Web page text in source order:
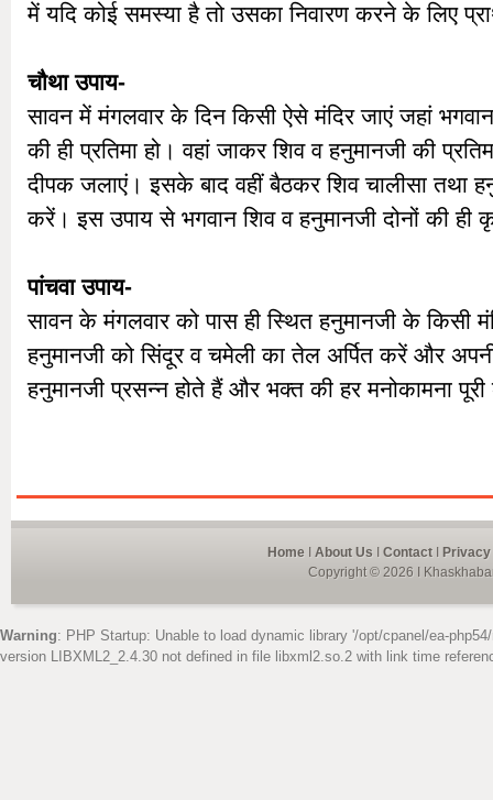
में यदि कोई समस्या है तो उसका निवारण करने के लिए
चौथा उपाय-
सावन में मंगलवार के दिन किसी ऐसे मंदिर जाएं जहां
की ही प्रतिमा हो। वहां जाकर शिव व हनुमानजी की
दीपक जलाएं। इसके बाद वहीं बैठकर शिव चालीसा तथा
करें। इस उपाय से भगवान शिव व हनुमानजी दोनों की ही
पांचवा उपाय-
सावन के मंगलवार को पास ही स्थित हनुमानजी के किसी
हनुमानजी को सिंदूर व चमेली का तेल अर्पित करें और
हनुमानजी प्रसन्न होते हैं और भक्त की हर मनोकामना
Home About Us Contact
Copyright © 2026 I
Warning: PHP Startup: Unable to load dynamic library '/opt/cpanel/ea-
version LIBXML2_2.4.30 not defined in file libxml2.so.2 with link time